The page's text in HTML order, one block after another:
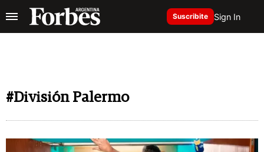
Suscribite Sign In
#División Palermo